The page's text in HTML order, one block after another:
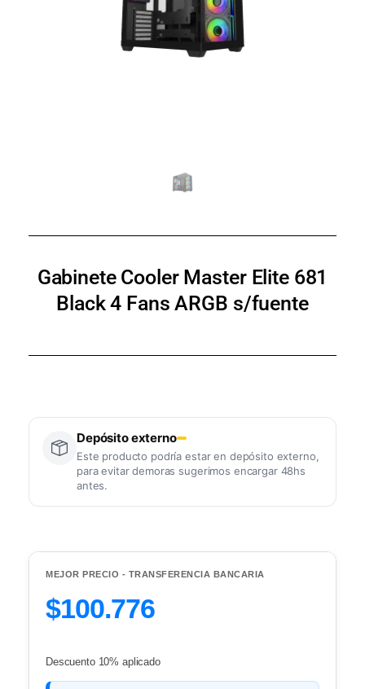
Gabinete Cooler Master Elite 681
Black 4 Fans ARGB s/fuente
Depósito externo
Este producto podría estar en depósito externo,
para evitar demoras sugerimos encargar 48hs
antes.
MEJOR PRECIO - TRANSFERENCIA BANCARIA
$100.776
Descuento 10% aplicado